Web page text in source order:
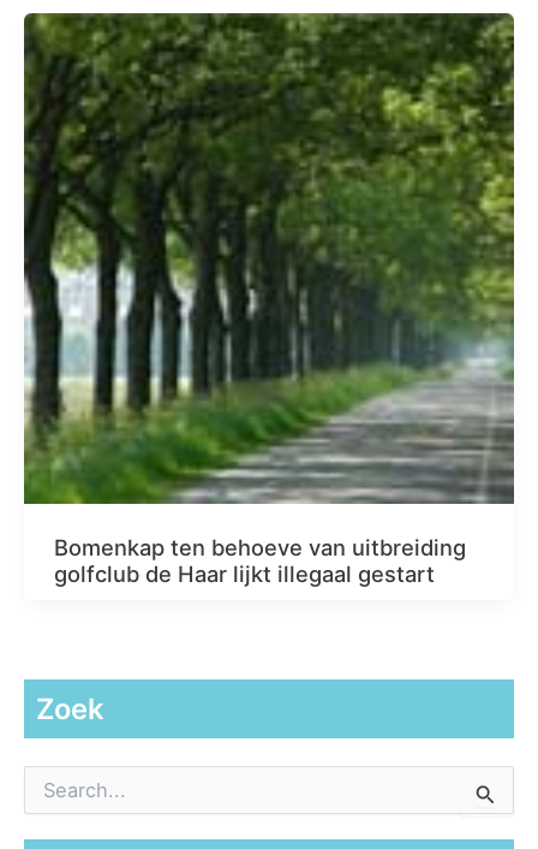
Bomenkap ten behoeve van uitbreiding
golfclub de Haar lijkt illegaal gestart
Zoek